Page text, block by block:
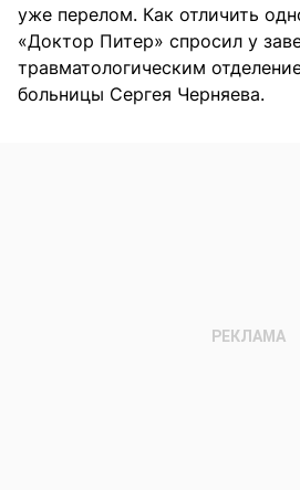
уже перелом. Как отличить
«Доктор Питер» спросил у
травматологическим
больницы Сергея Черняева.